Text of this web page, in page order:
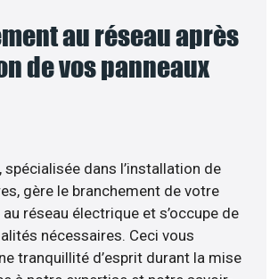
au réseau après
de vos panneaux
dans l’installation de
gère le branchement de votre
réseau électrique et s’occupe de
nécessaires. Ceci vous
tranquillité d’esprit durant la mise